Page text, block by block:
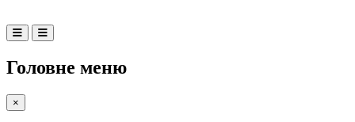
Головне меню
×